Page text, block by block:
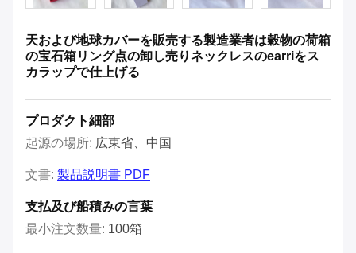
天および地球カバーを販売する製造業者は穀物の荷箱
の宝石箱リング点の卸し売りネックレスのearriをス
カラップで仕上げる
プロダクト細部
起源の場所: 広東省、中国
文書: 製品説明書 PDF
支払及び船積みの言葉
最小注文数量: 100箱